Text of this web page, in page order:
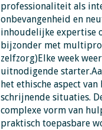
professionaliteit als
onbevangenheid en
inhoudelijke expertise
bijzonder met
zelfzorg)Elke week
uitnodigende
het ethische aspect
schrijnende situaties.
complexe vorm van
praktisch toepasbare